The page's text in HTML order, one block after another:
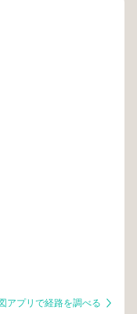
アプリで経路を調べる